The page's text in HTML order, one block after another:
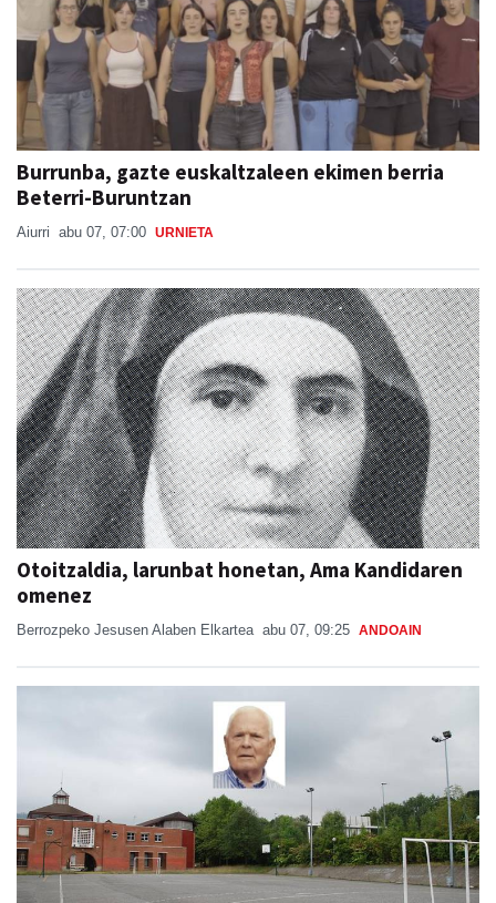
Burrunba, gazte euskaltzaleen ekimen berria
Beterri-Buruntzan
Aiurri abu 07, 07:00 URNIETA
Otoitzaldia, larunbat honetan, Ama Kandidaren
omenez
Berrozpeko Jesusen Alaben Elkartea abu 07, 09:25 ANDOAIN